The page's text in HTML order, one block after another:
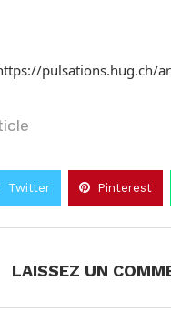
pulsations.hug.ch/
Twitter Pinterest
LAISSEZ UN